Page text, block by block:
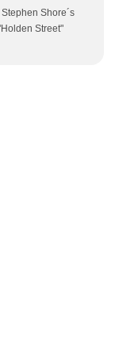
Shore´s
Street"